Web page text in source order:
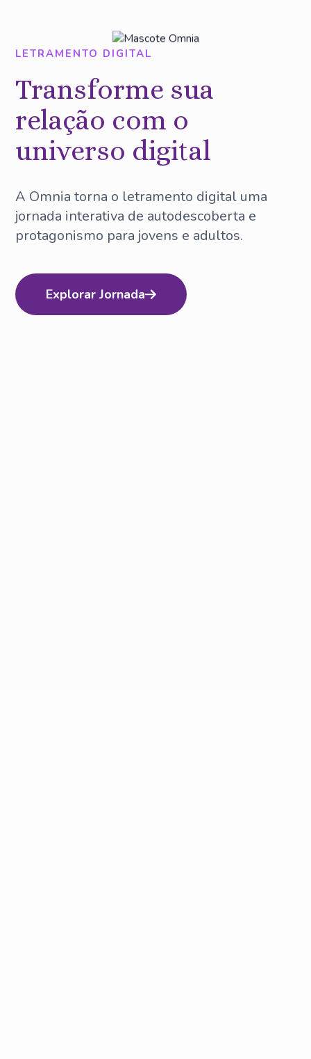
LETRAMENTO DIGITAL
Transforme sua
relação com o
universo digital
A Omnia torna o letramento digital uma
jornada interativa de autodescoberta e
protagonismo para jovens e adultos.
Explorar Jornada